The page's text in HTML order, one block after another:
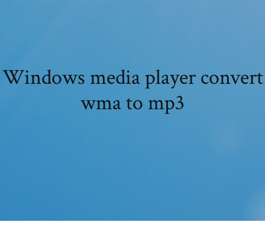
Windows media player convert
wma to mp3